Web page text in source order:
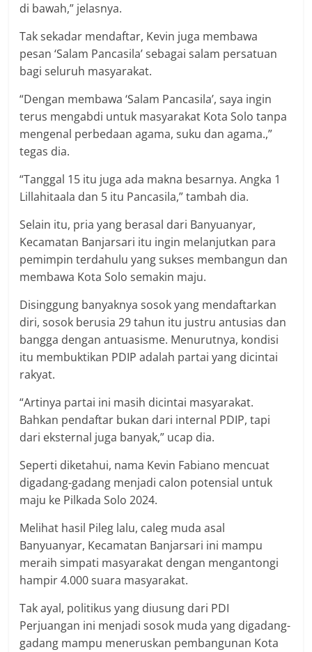
di bawah,” jelasnya.
Tak sekadar mendaftar, Kevin juga membawa
pesan ‘Salam Pancasila’ sebagai salam persatuan
bagi seluruh masyarakat.
“Dengan membawa ‘Salam Pancasila’, saya ingin
terus mengabdi untuk masyarakat Kota Solo tanpa
mengenal perbedaan agama, suku dan agama.,”
tegas dia.
“Tanggal 15 itu juga ada makna besarnya. Angka 1
Lillahitaala dan 5 itu Pancasila,” tambah dia.
Selain itu, pria yang berasal dari Banyuanyar,
Kecamatan Banjarsari itu ingin melanjutkan para
pemimpin terdahulu yang sukses membangun dan
membawa Kota Solo semakin maju.
Disinggung banyaknya sosok yang mendaftarkan
diri, sosok berusia 29 tahun itu justru antusias dan
bangga dengan antuasisme. Menurutnya, kondisi
itu membuktikan PDIP adalah partai yang dicintai
rakyat.
“Artinya partai ini masih dicintai masyarakat.
Bahkan pendaftar bukan dari internal PDIP, tapi
dari eksternal juga banyak,” ucap dia.
Seperti diketahui, nama Kevin Fabiano mencuat
digadang-gadang menjadi calon potensial untuk
maju ke Pilkada Solo 2024.
Melihat hasil Pileg lalu, caleg muda asal
Banyuanyar, Kecamatan Banjarsari ini mampu
meraih simpati masyarakat dengan mengantongi
hampir 4.000 suara masyarakat.
Tak ayal, politikus yang diusung dari PDI
Perjuangan ini menjadi sosok muda yang digadang-
gadang mampu meneruskan pembangunan Kota